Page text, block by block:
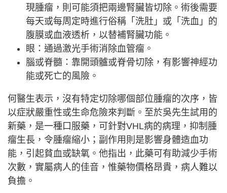
現腫瘤，則可能須把兩邊腎臟皆切除。術後需要
每天或每周定時進行俗稱「洗肚」或「洗血」的
腹膜或血液透析，以替補腎臟功能。
眼：通過激光手術消除血管瘤。
腦或脊髓：靠開頭髗或脊骨切除，有影響神經功
能或死亡的風險。
何醫生表示，沒有特定切除哪個部位腫瘤的次序，皆
以症狀嚴重性或生命危險來判斷。至於吳先生試用的
新藥，是一種口服藥，可針對VHL病的病理，抑制腫
瘤生長，令腫瘤縮小；副作用則是影響身體造血功
能，引起貧血或缺氧。他指出，此藥可有助減少手術
次數，實屬病人的佳音，惟藥物價格昂貴，病人難以
負擔。